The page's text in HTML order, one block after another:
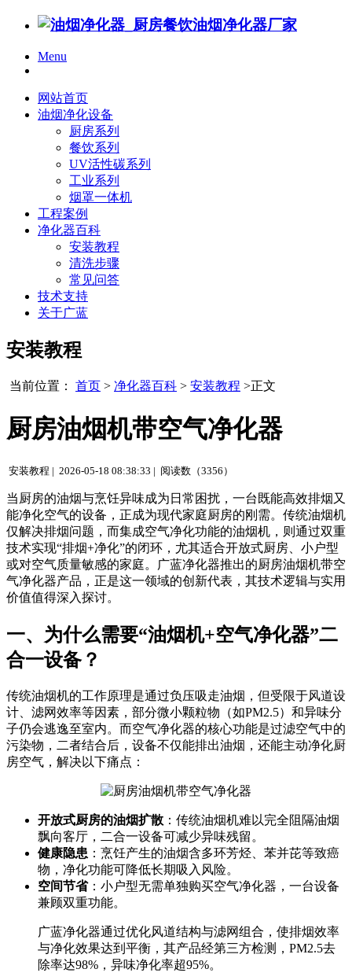
Menu
网站首页
油烟净化设备
厨房系列
餐饮系列
UV活性碳系列
工业系列
烟罩一体机
工程案例
净化器百科
安装教程
清洗步骤
常见问答
技术支持
关于广蓝
安装教程
当前位置： 首页 > 净化器百科 > 安装教程 >正文
厨房油烟机带空气净化器
安装教程 | 2026-05-18 08:38:33 | 阅读数（3356）
当厨房的油烟与烹饪异味成为日常困扰，一台既能高效排烟又
能净化空气的设备，正成为现代家庭厨房的刚需。传统油烟机
仅解决排烟问题，而集成空气净化功能的油烟机，则通过双重
技术实现“排烟+净化”的闭环，尤其适合开放式厨房、小户型
或对空气质量敏感的家庭。广蓝净化器推出的厨房油烟机带空
气净化器产品，正是这一领域的创新代表，其技术逻辑与实用
价值值得深入探讨。
一、为什么需要“油烟机+空气净化器”二
合一设备？
传统油烟机的工作原理是通过负压吸走油烟，但受限于风道设
计、滤网效率等因素，部分微小颗粒物（如PM2.5）和异味分
子仍会逃逸至室内。而空气净化器的核心功能是过滤空气中的
污染物，二者结合后，设备不仅能排出油烟，还能主动净化厨
房空气，解决以下痛点：
开放式厨房的油烟扩散 ：传统油烟机难以完全阻隔油烟
飘向客厅，二合一设备可减少异味残留。
健康隐患 ：烹饪产生的油烟含多环芳烃、苯并芘等致癌
物，净化功能可降低长期吸入风险。
空间节省：小户型无需单独购买空气净化器，一台设备
兼顾双重功能。
广蓝净化器通过优化风道结构与滤网组合，使排烟效率
与净化效果达到平衡，其产品经第三方检测，PM2.5去
除率达98%，异味净化率超95%。